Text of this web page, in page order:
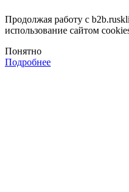
Продолжая работу с
использование сайтом
Понятно
Подробнее